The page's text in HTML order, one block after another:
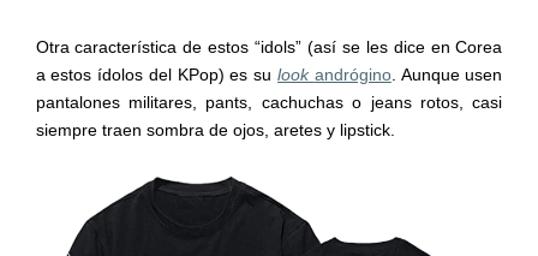
Otra característica de estos “idols” (así se les dice en Corea
a estos ídolos del KPop) es sulook andrógino. Aunque usen
pantalones militares, pants, cachuchas o jeans rotos, casi
siempre traen sombra de ojos, aretes y lipstick.